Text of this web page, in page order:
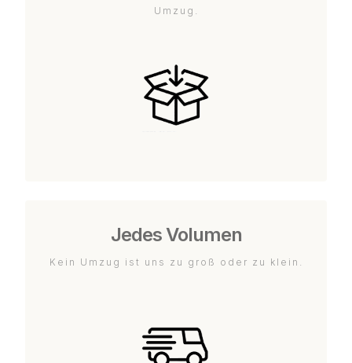
Umzug.
Jedes Volumen
Kein Umzug ist uns zu groß oder zu klein.